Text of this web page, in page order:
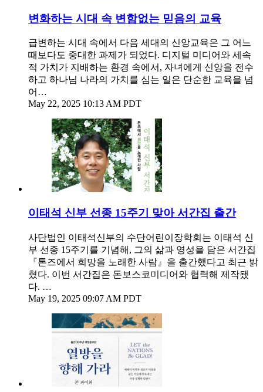
변화하는 시대 속 변함없는 믿음의 교육
급변하는 시대 속에서 다음 세대의 신앙교육은 그 어느
때보다도 중대한 과제가 되었다. 디지털 미디어와 세속
적 가치가 지배하는 환경 속에서, 자녀에게 신앙을 전수
하고 하나님 나라의 가치를 심는 일은 단순한 교육을 넘
어…
May 22, 2025 10:13 AM PDT
이태석 신부 선종 15주기 맞아 서간집 출간
사단법인 이태석신부의 수단어린이장학회는 이태석 신
부 선종 15주기를 기념해, 그의 삶과 영성을 담은 서간집
『톤즈에서 희망을 노래한 사람』을 출간했다고 최근 밝
혔다. 이번 서간집은 돈보스코미디어와 협력해 제작됐
다. …
May 19, 2025 09:07 AM PDT